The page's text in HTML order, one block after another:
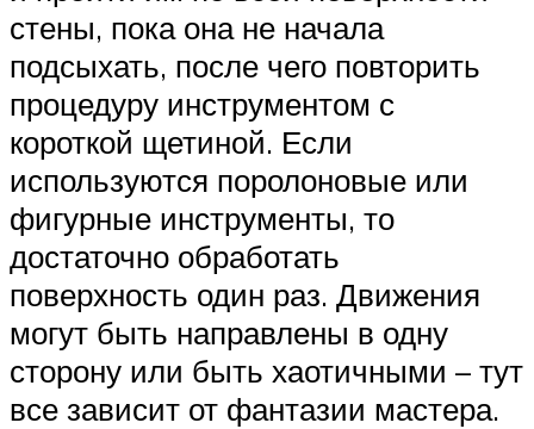
стены, пока она не начала
подсыхать, после чего повторить
процедуру инструментом с
короткой щетиной. Если
используются поролоновые или
фигурные инструменты, то
достаточно обработать
поверхность один раз. Движения
могут быть направлены в одну
сторону или быть хаотичными – тут
все зависит от фантазии мастера.